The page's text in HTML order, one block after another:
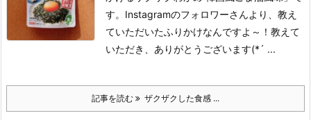
す。 Instagramのフォロワーさんより、教え
ていただいたふりかけなんですよ～！ 教えて
いただき、ありがとうございます(*´ ...
記事を読む ザクザクした食感 ...